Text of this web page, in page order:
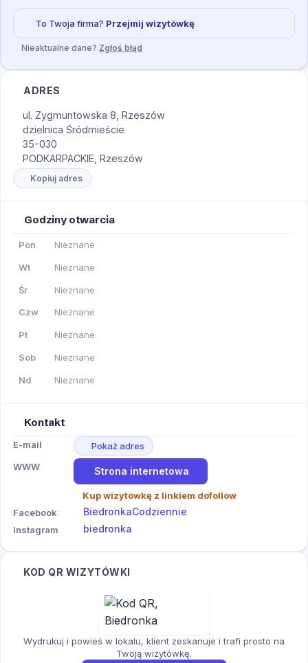
To Twoja firma? Przejmij wizytówkę
Nieaktualne dane? Zgłoś błąd
ADRES
ul. Zygmuntowska 8, Rzeszów
dzielnica Śródmieście
35-030
PODKARPACKIE, Rzeszów
Kopiuj adres
Godziny otwarcia
Pon Nieznane
Wt Nieznane
Śr Nieznane
Czw Nieznane
Pt Nieznane
Sob Nieznane
Nd Nieznane
Kontakt
E-mail
Pokaż adres
WWW
Strona internetowa
Kup wizytówkę z linkiem dofollow
Facebook
BiedronkaCodziennie
Instagram biedronka
KOD QR WIZYTÓWKI
Wydrukuj i powieś w lokalu, klient zeskanuje i trafi prosto na
Twoją wizytówkę.